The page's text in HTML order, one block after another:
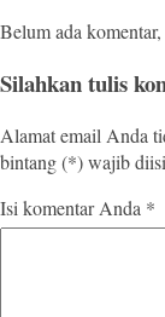
Belum ada
Silahkan tulis
Alamat email Anda
bintang (*) wajib
Isi komentar Anda *